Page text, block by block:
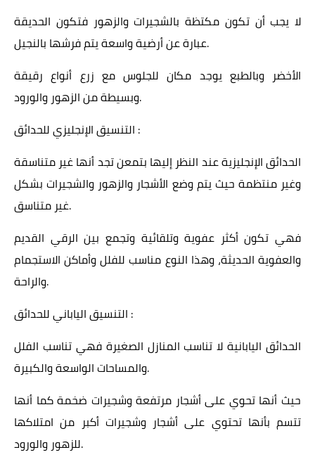
لا يجب أن تكون مكتظة بالشجيرات والزهور فتكون الحديقة
عبارة عن أرضية واسعة يتم فرشها بالنجيل.
الأخضر وبالطبع يوجد مكان للجلوس مع زرع أنواع رقيقة
وبسيطة من الزهور والورود.
التنسيق الإنجليزي للحدائق :
الحدائق الإنجليزية عند النظر إليها بتمعن تجد أنها غير متناسقة
وغير منتظمة حيث يتم وضع الأشجار والزهور والشجيرات بشكل
غير متناسق.
فهي تكون أكثر عفوية وتلقائية وتجمع بين الرقي القديم
والعفوية الحديثة، وهذا النوع مناسب للفلل وأماكن الاستجمام
والراحة.
التنسيق الياباني للحدائق :
الحدائق اليابانية لا تناسب المنازل الصغيرة فهي تناسب الفلل
والمساحات الواسعة والكبيرة.
حيث أنها تحوي على أشجار مرتفعة وشجيرات ضخمة كما أنها
تتسم بأنها تحتوي على أشجار وشجيرات أكبر من امتلاكها
للزهور والورود.